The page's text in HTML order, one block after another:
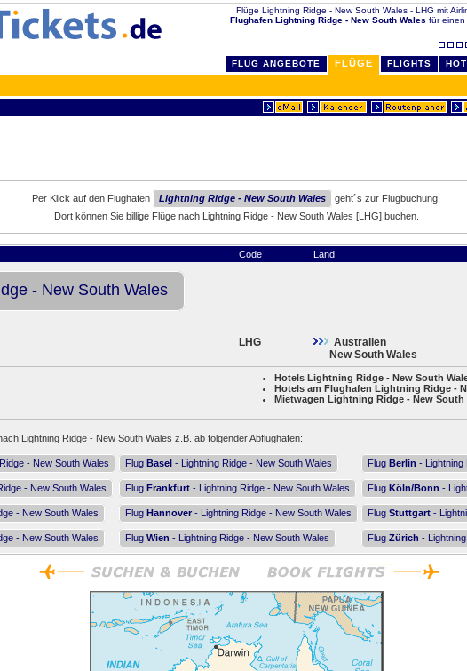
Flüge Lightning Ridge - New South Wales - LHG mit
Flughafen Lightning Ridge - New South Wales für einen
FLUG ANGEBOTE FLÜGE FLIGHTS
Per Klick auf den Flughafen Lightning Ridge - New South Wales
geht´s zur Flugbuchung.
Dort können Sie billige Flüge nach Lightning Ridge - New South Wales [LHG] buchen.
Code Land
- New South Wales
LHG
Australien
New South Wales
Hotels Lightning Ridge - New South
Hotels am Flughafen Lightning Ridge -
Mietwagen Lightning Ridge - New South
Lightning Ridge - New South Wales z.B. ab folgender Abflughafen:
- New South Wales Flug Basel - Lightning Ridge - New South Wales Flug Berlin - Lightning
- New South Wales Flug Frankfurt - Lightning Ridge - New South Wales Flug Köln/Bonn -
- New South Wales Flug Hannover - Lightning Ridge - New South Wales Flug Stuttgart -
- New South Wales Flug Wien - Lightning Ridge - New South Wales Flug Zürich -